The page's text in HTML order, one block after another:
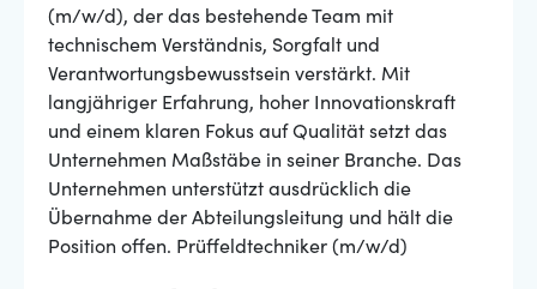
(m/w/d), der das bestehende Team mit
technischem Verständnis, Sorgfalt und
Verantwortungsbewusstsein verstärkt. Mit
langjähriger Erfahrung, hoher Innovationskraft
und einem klaren Fokus auf Qualität setzt das
Unternehmen Maßstäbe in seiner Branche. Das
Unternehmen unterstützt ausdrücklich die
Übernahme der Abteilungsleitung und hält die
Position offen. Prüffeldtechniker (m/w/d)